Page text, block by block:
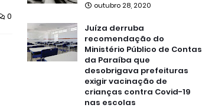
0
outubro 28, 2020
Juíza derruba
recomendação do
Ministério Público de Contas
da Paraíba que
desobrigava prefeituras
exigir vacinação de
crianças contra Covid-19
nas escolas